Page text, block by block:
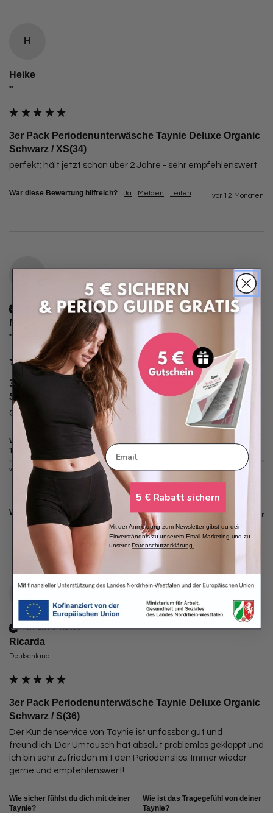
H
Heike
""
3er Pack Periodenunterwäsche Taynie Deluxe Organic
Schwarz / XS(34)
perfekt; hält jetzt schon über 2 Jahre - sehr empfehlenswert
War diese Bewertung hilfreich? Ja Melden Teilen vor 12 Monaten
Verifizierter Kunde
Maria Petra
""
3er Pack Periodenunterwäsche Taynie Deluxe Organic
Schwarz / L(40)
Größe passt. Stoff weich. Bis 8 h super.
Wie sicher fühlst du dich mit deiner
Taynie?
weniger sicher sehr sicher weniger angenehm
War diese Bewertung hilfreich? Ja Melden Teilen vor einem Jahr
Verifizierter Kunde
Ricarda
Deutschland
3er Pack Periodenunterwäsche Taynie Deluxe Organic
Schwarz / S(36)
Der Kundenservice von Taynie ist unfassbar gut und
freundlich. Der Umtausch hat absolut problemlos geklappt und
ich bin sehr zufrieden mit den Periodenslips. Immer wieder
gerne und empfehlenswert!
Wie sicher fühlst du dich mit deiner
Taynie?
Wie ist das Tragegefühl von deiner
Taynie?
Email
5 € Rabatt sichern
Mit der Anmeldung zum Newsletter gibst du dein
Einverständnis zu unserem Email-Marketing und zu
unsererDatenschutzerklärung